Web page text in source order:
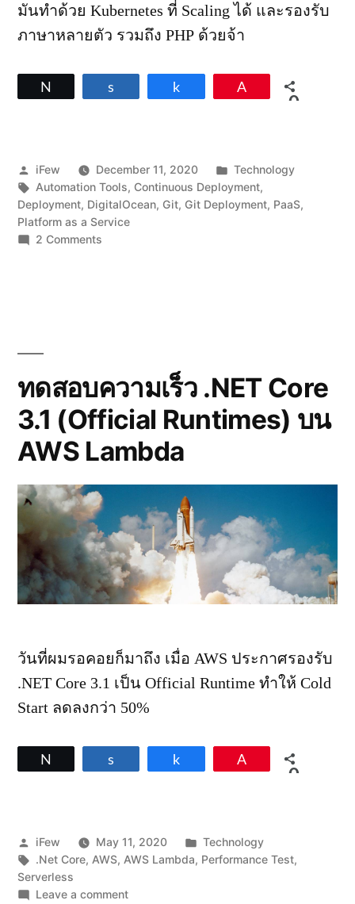
มันทำด้วย Kubernetes ที่ Scaling ได้ และรองรับ
ภาษาหลายตัว รวมถึง PHP ด้วยจ้า
0
Posted
by
iFew December 11, 2020
Posted
in
Technology
Tags:
Automation Tools, Continuous Deployment,
Deployment, DigitalOcean, Git, Git Deployment, PaaS,
Platform as a Service
2 Comments
ต้อง
วาง
ระบบ
เอง
ด้วย
DigitalOcean
App
Platform
ทดสอบความเร็ว .NET Core
3.1 (Official Runtimes) บน
AWS Lambda
วันที่ผมรอคอยก็มาถึง เมื่อ AWS ประกาศรองรับ
.NET Core 3.1 เป็น Official Runtime ทำให้ Cold
Start ลดลงกว่า 50%
0
Posted
by
iFew May 11, 2020
Posted
in
Technology
Tags:
.Net Core, AWS, AWS Lambda, Performance Test,
Serverless
Leave a commenton